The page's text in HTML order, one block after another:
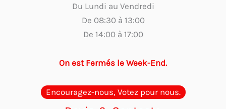
Du Lundi au Vendredi
De 08:30 à 13:00
De 14:00 à 17:00
On est Fermés le Week-End.
Encouragez-nous, Votez pour nous.